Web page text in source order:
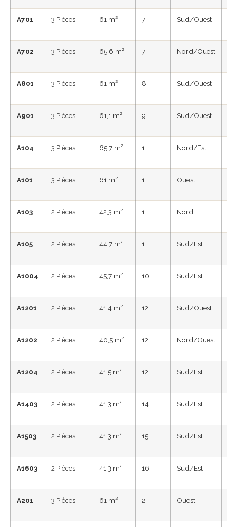
A701 3 Pièces 61 m² 7 Sud/Ouest
A702 3 Pièces 65,6 m² 7 Nord/Ouest
A801 3 Pièces 61 m² 8 Sud/Ouest
A901 3 Pièces 61,1 m² 9 Sud/Ouest
A104 3 Pièces 65,7 m² 1 Nord/Est
A101 3 Pièces 61 m² 1 Ouest
A103 2 Pièces 42,3 m² 1 Nord
A105 2 Pièces 44,7 m² 1 Sud/Est
A1004 2 Pièces 45,7 m² 10 Sud/Est
A1201 2 Pièces 41,4 m² 12 Sud/Ouest
A1202 2 Pièces 40,5 m² 12 Nord/Ouest
A1204 2 Pièces 41,5 m² 12 Sud/Est
A1403 2 Pièces 41,3 m² 14 Sud/Est
A1503 2 Pièces 41,3 m² 15 Sud/Est
A1603 2 Pièces 41,3 m² 16 Sud/Est
A201 3 Pièces 61 m² 2 Ouest